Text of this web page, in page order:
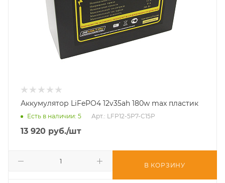
Аккумулятор LiFePO4 12v35ah 180w max пластик
Есть в наличии: 5 Арт.: LFP12-5P7-C15P
13 920 руб./шт
В КОРЗИНУ